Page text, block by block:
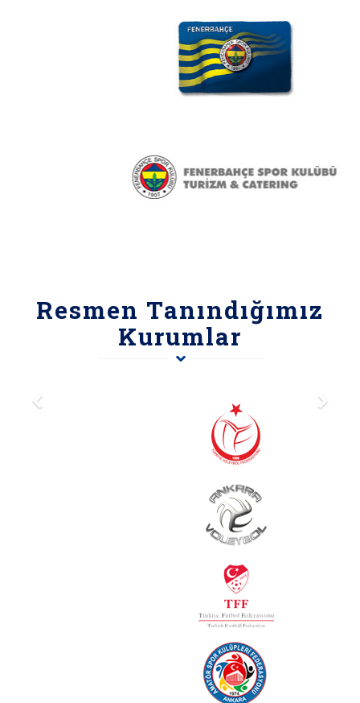
Resmen Tanındığımız
Kurumlar